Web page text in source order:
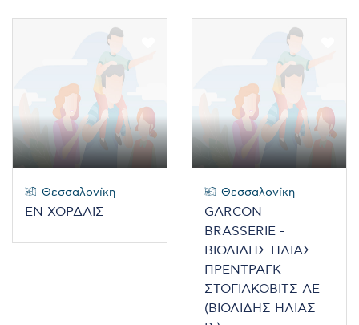
Θεσσαλονίκη
ΕΝ ΧΟΡΔΑΙΣ
Θεσσαλονίκη
GARCON
BRASSERIE -
ΒΙΟΛΙΔΗΣ ΗΛΙΑΣ
ΠΡΕΝΤΡΑΓΚ
ΣΤΟΓΙΑΚΟΒΙΤΣ ΑΕ
(ΒΙΟΛΙΔΗΣ ΗΛΙΑΣ